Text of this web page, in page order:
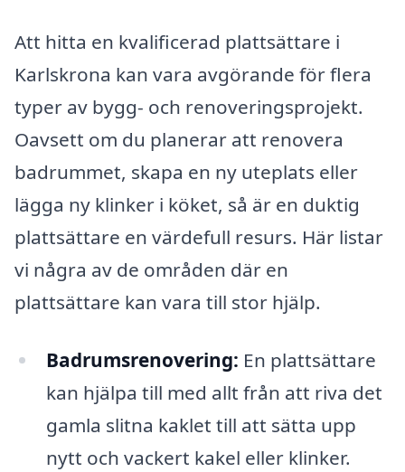
Att hitta en kvalificerad plattsättare i
Karlskrona kan vara avgörande för flera
typer av bygg- och renoveringsprojekt.
Oavsett om du planerar att renovera
badrummet, skapa en ny uteplats eller
lägga ny klinker i köket, så är en duktig
plattsättare en värdefull resurs. Här listar
vi några av de områden där en
plattsättare kan vara till stor hjälp.
Badrumsrenovering: En plattsättare
kan hjälpa till med allt från att riva det
gamla slitna kaklet till att sätta upp
nytt och vackert kakel eller klinker.